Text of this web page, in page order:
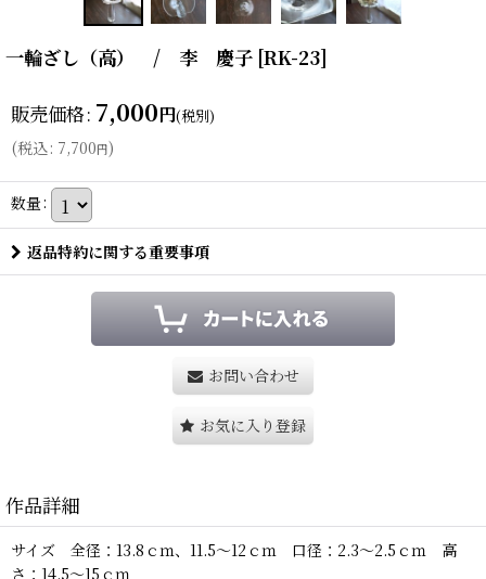
一輪ざし（高） / 李 慶子 [RK-23]
販売価格: 7,000円(税別)
(税込: 7,700円)
数量:
返品特約に関する重要事項
お問い合わせ
お気に入り登録
作品詳細
サイズ 全径：13.8ｃｍ、11.5〜12ｃｍ 口径：2.3〜2.5ｃｍ 高
さ：14.5〜15ｃｍ